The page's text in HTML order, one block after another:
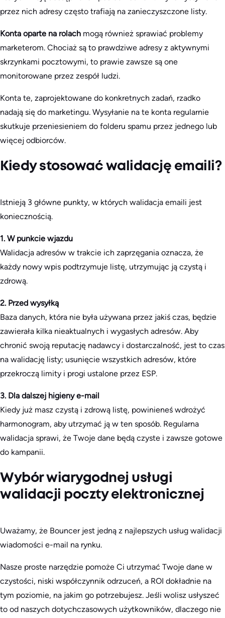
przez nich adresy często trafiają na zanieczyszczone listy.
Konta oparte na rolach mogą również sprawiać problemy
marketerom. Chociaż są to prawdziwe adresy z aktywnymi
skrzynkami pocztowymi, to prawie zawsze są one
monitorowane przez zespół ludzi.
Konta te, zaprojektowane do konkretnych zadań, rzadko
nadają się do marketingu. Wysyłanie na te konta regularnie
skutkuje przeniesieniem do folderu spamu przez jednego lub
więcej odbiorców.
Kiedy stosować walidację emaili?
Istnieją 3 główne punkty, w których walidacja emaili jest
koniecznością.
1. W punkcie wjazdu
Walidacja adresów w trakcie ich zaprzęgania oznacza, że
każdy nowy wpis podtrzymuje listę, utrzymując ją czystą i
zdrową.
2. Przed wysyłką
Baza danych, która nie była używana przez jakiś czas, będzie
zawierała kilka nieaktualnych i wygasłych adresów. Aby
chronić swoją reputację nadawcy i dostarczalność, jest to czas
na walidację listy; usunięcie wszystkich adresów, które
przekroczą limity i progi ustalone przez ESP.
3. Dla dalszej higieny e-mail
Kiedy już masz czystą i zdrową listę, powinieneś wdrożyć
harmonogram, aby utrzymać ją w ten sposób. Regularna
walidacja sprawi, że Twoje dane będą czyste i zawsze gotowe
do kampanii.
Wybór wiarygodnej usługi
walidacji poczty elektronicznej
Uważamy, że Bouncer jest jedną z najlepszych usług walidacji
wiadomości e-mail na rynku.
Nasze proste narzędzie pomoże Ci utrzymać Twoje dane w
czystości, niski współczynnik odrzuceń, a ROI dokładnie na
tym poziomie, na jakim go potrzebujesz. Jeśli wolisz usłyszeć
to od naszych dotychczasowych użytkowników, dlaczego nie